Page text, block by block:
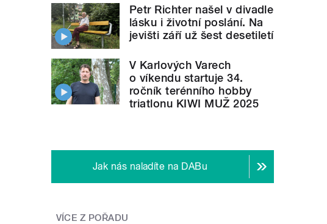
Petr Richter našel v divadle
lásku i životní poslání. Na
jevišti září už šest desetiletí
V Karlových Varech
o víkendu startuje 34.
ročník terénního hobby
triatlonu KIWI MUŽ 2025
Jak nás naladíte na DABu
VÍCE Z POŘADU